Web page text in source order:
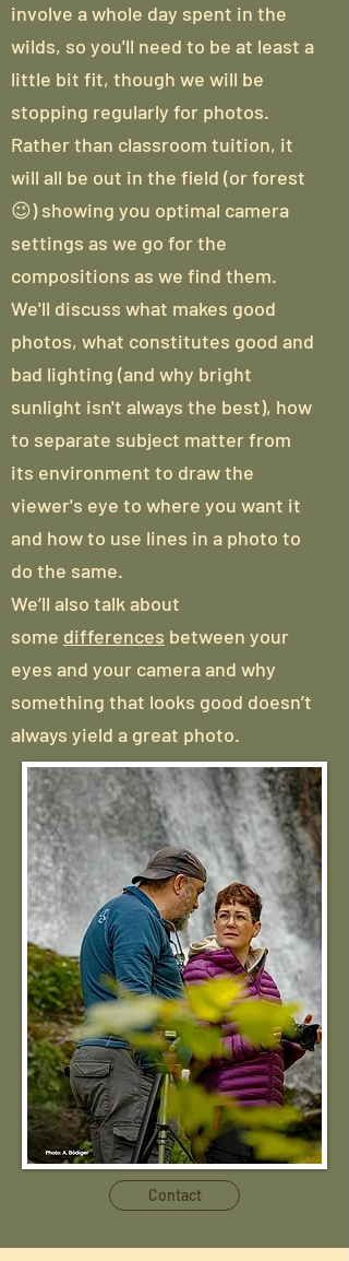
involve a whole day spent in the
wilds, so you'll need to be at least a
little bit fit, though we will be
stopping regularly for photos.
Rather than classroom tuition, it
will all be out in the field (or forest
😉) showing you optimal camera
settings as we go for the
compositions as we find them.
We'll discuss what makes good
photos, what constitutes good and
bad lighting (and why bright
sunlight isn't always the best), how
to separate subject matter from
its environment to draw the
viewer's eye to where you want it
and how to use lines in a photo to
do the same.
We’ll also talk about
some differences between your
eyes and your camera and why
something that looks good doesn’t
always yield a great photo.
Contact